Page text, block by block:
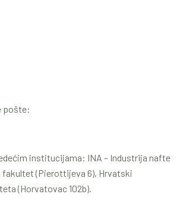
pošte:
institucijama: INA – Industrija nafte
fakultet (Pierottijeva 6), Hrvatski
(Horvatovac 102b).